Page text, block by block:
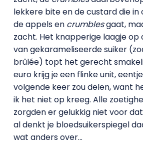
lekkere bite en de custard die in
de appels en crumblesgaat,
zacht. Het knapperige laagje op
van gekarameliseerde suiker
brûlée) topt het gerecht
euro krijg je een flinke unit,
volgende keer zou delen, want
ik het niet op kreeg. Alle
zorgden er gelukkig niet voor
al denkt je bloedsuikerspiegel
wat anders over…